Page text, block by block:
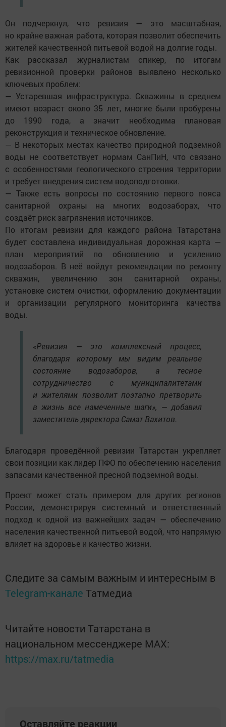
Он подчеркнул, что ревизия — это масштабная,
но крайне важная работа, которая позволит обеспечить
жителей качественной питьевой водой на долгие годы.
Как рассказал журналистам спикер, по итогам
ревизионной проверки районов выявлено несколько
ключевых проблем:
— Устаревшая инфраструктура. Скважины в среднем
имеют возраст около 35 лет, многие были пробурены
до 1990 года, а значит необходима плановая
реконструкция и техническое обновление.
— В некоторых местах качество природной подземной
воды не соответствует нормам СанПиН, что связано
с особенностями геологического строения территории
и требует внедрения систем водоподготовки.
— Также есть вопросы по состоянию первого пояса
санитарной охраны на многих водозаборах, что
создаёт риск загрязнения источников.
По итогам ревизии для каждого района Татарстана
будет составлена индивидуальная дорожная карта —
план мероприятий по обновлению и усилению
водозаборов. В неё войдут рекомендации по ремонту
скважин, увеличению зон санитарной охраны,
установке систем очистки, оформлению документации
и организации регулярного мониторинга качества
воды.
«Ревизия — это комплексный процесс,
благодаря которому мы видим реальное
состояние водозаборов, а тесное
сотрудничество с муниципалитетами
и жителями позволит поэтапно претворить
в жизнь все намеченные шаги», — добавил
заместитель директора Самат Вахитов.
Благодаря проведённой ревизии Татарстан укрепляет
свои позиции как лидер ПФО по обеспечению населения
запасами качественной пресной подземной воды.
Проект может стать примером для других регионов
России, демонстрируя системный и ответственный
подход к одной из важнейших задач — обеспечению
населения качественной питьевой водой, что напрямую
влияет на здоровье и качество жизни.
Следите за самым важным и интересным в
Telegram-канале Татмедиа
Читайте новости Татарстана в
национальном мессенджере MАХ:
https://max.ru/tatmedia
Оставляйте реакции